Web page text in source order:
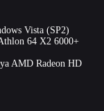
Vista (SP2)
64 X2 6000+
AMD Radeon HD